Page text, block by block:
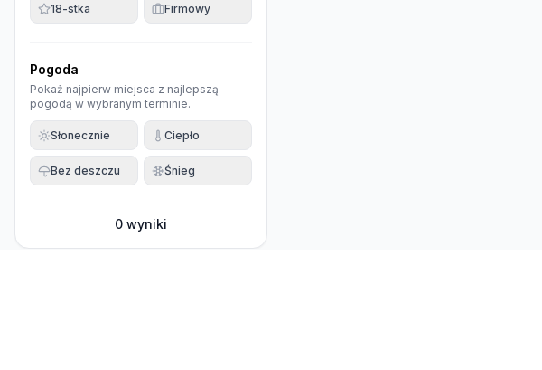
18-stka Firmowy
Pogoda
Pokaż najpierw miejsca z najlepszą
pogodą w wybranym terminie.
Słonecznie Ciepło
Bez deszczu Śnieg
0 wyniki